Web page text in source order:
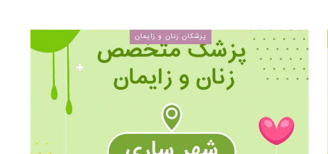
پزشکان زنان و زایمان